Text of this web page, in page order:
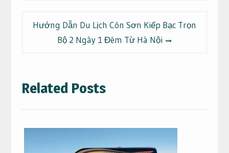
Hướng Dẫn Du Lịch Côn Sơn Kiếp Bạc Trọn
Bộ 2 Ngày 1 Đêm Từ Hà Nội
Related Posts